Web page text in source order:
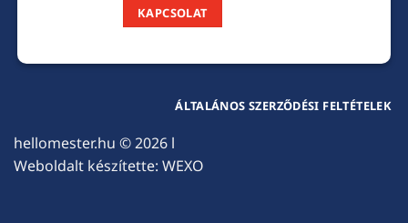
KAPCSOLAT
hellomester.hu © 2026 l
Weboldalt készítette: WEXO
ÁLTALÁNOS SZERZŐDÉSI FELTÉTELEK